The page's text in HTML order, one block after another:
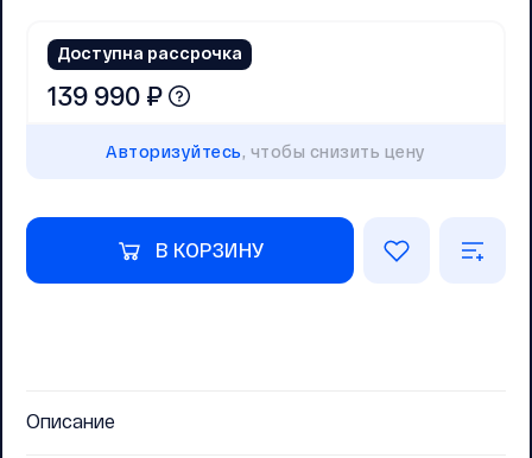
Доступна рассрочка
139 990 ₽
Авторизуйтесь, чтобы снизить цену
В КОРЗИНУ
Описание